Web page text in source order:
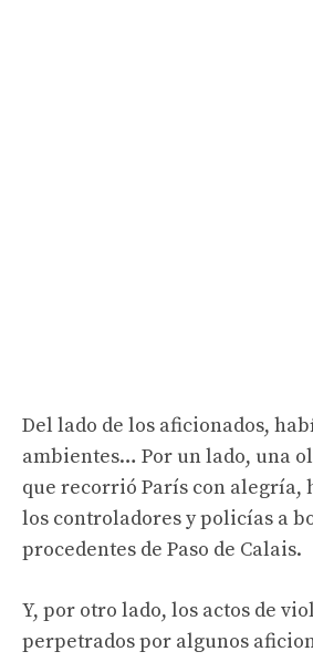
Del lado de los aficionados,
ambientes… Por un lado, una
que recorrió París con alegría,
los controladores y policías a
procedentes de Paso de Calais.
Y, por otro lado, los actos de
perpetrados por algunos